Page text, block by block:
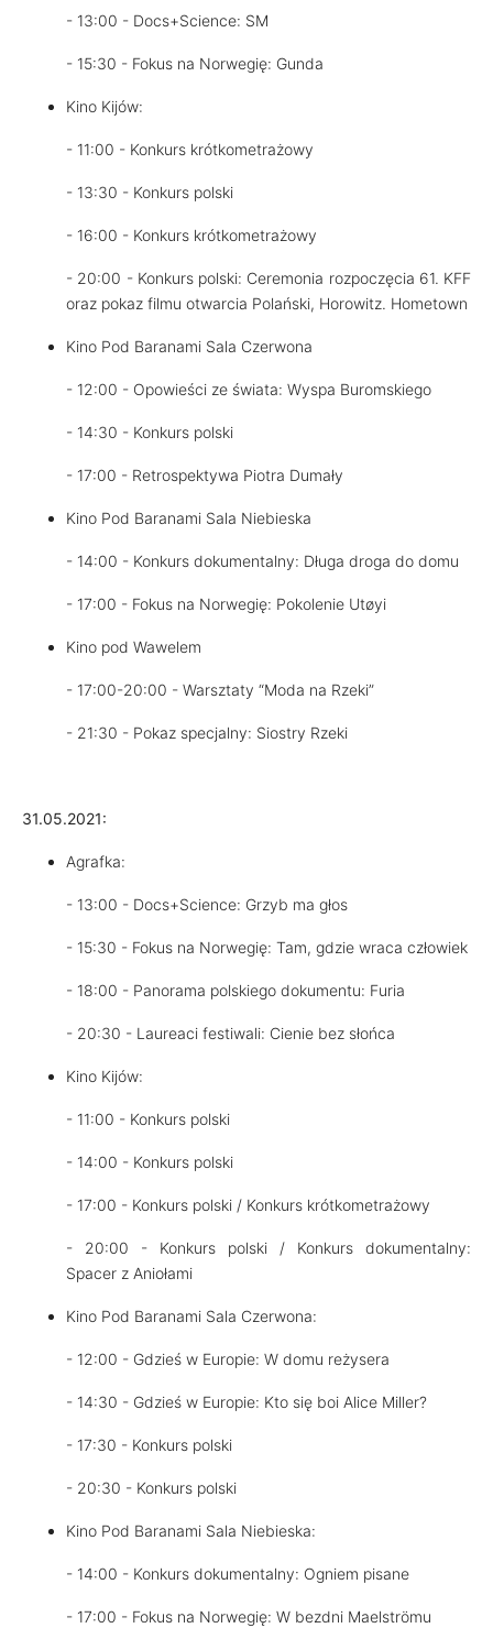
- 13:00 - Docs+Science: SM
- 15:30 - Fokus na Norwegię: Gunda
Kino Kijów:
- 11:00 - Konkurs krótkometrażowy
- 13:30 - Konkurs polski
- 16:00 - Konkurs krótkometrażowy
- 20:00 - Konkurs polski: Ceremonia rozpoczęcia 61. KFF
oraz pokaz filmu otwarcia Polański, Horowitz. Hometown
Kino Pod Baranami Sala Czerwona
- 12:00 - Opowieści ze świata: Wyspa Buromskiego
- 14:30 - Konkurs polski
- 17:00 - Retrospektywa Piotra Dumały
Kino Pod Baranami Sala Niebieska
- 14:00 - Konkurs dokumentalny: Długa droga do domu
- 17:00 - Fokus na Norwegię: Pokolenie Utøyi
Kino pod Wawelem
- 17:00-20:00 - Warsztaty “Moda na Rzeki”
- 21:30 - Pokaz specjalny: Siostry Rzeki
31.05.2021:
Agrafka:
- 13:00 - Docs+Science: Grzyb ma głos
- 15:30 - Fokus na Norwegię: Tam, gdzie wraca człowiek
- 18:00 - Panorama polskiego dokumentu: Furia
- 20:30 - Laureaci festiwali: Cienie bez słońca
Kino Kijów:
- 11:00 - Konkurs polski
- 14:00 - Konkurs polski
- 17:00 - Konkurs polski / Konkurs krótkometrażowy
- 20:00 - Konkurs polski / Konkurs dokumentalny:
Spacer z Aniołami
Kino Pod Baranami Sala Czerwona:
- 12:00 - Gdzieś w Europie: W domu reżysera
- 14:30 - Gdzieś w Europie: Kto się boi Alice Miller?
- 17:30 - Konkurs polski
- 20:30 - Konkurs polski
Kino Pod Baranami Sala Niebieska:
- 14:00 - Konkurs dokumentalny: Ogniem pisane
- 17:00 - Fokus na Norwegię: W bezdni Maelströmu